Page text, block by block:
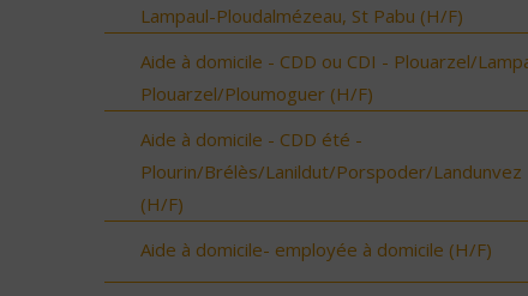
Lampaul-Ploudalmézeau, St Pabu (H/F)
Aide à domicile - CDD ou CDI - Plouarzel/
Plouarzel/Ploumoguer (H/F)
Aide à domicile - CDD été -
Plourin/Brélès/Lanildut/Porspoder/Landunvez
(H/F)
Aide à domicile- employée à domicile (H/F)